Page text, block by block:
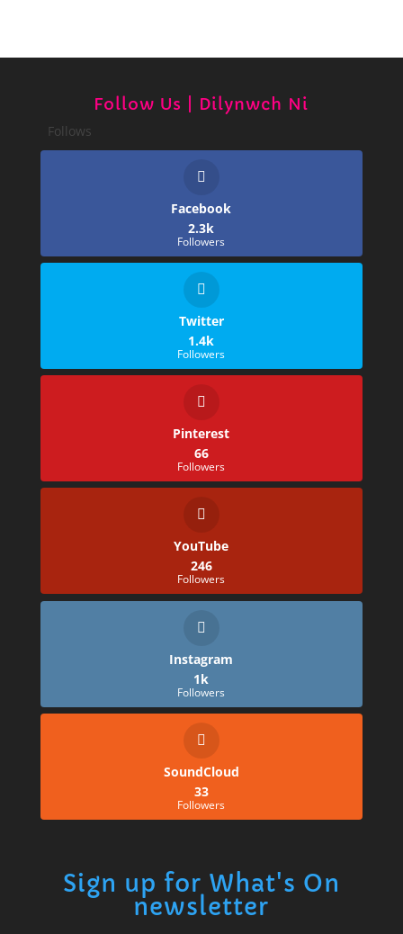
Follow Us | Dilynwch Ni
Follows
Facebook
2.3k
Followers
Twitter
1.4k
Followers
Pinterest
66
Followers
YouTube
246
Followers
Instagram
1k
Followers
SoundCloud
33
Followers
Sign up for What's On
newsletter